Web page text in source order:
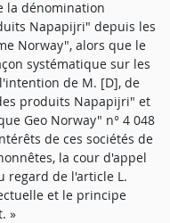
la dénomination
Napapijri" depuis les
Norway", alors que le
systématique sur les
de M. [D], de
produits Napapijri" et
Geo Norway" n° 4 048
de ces sociétés de
la cour d'appel
regard de l'article L.
et le principe
»